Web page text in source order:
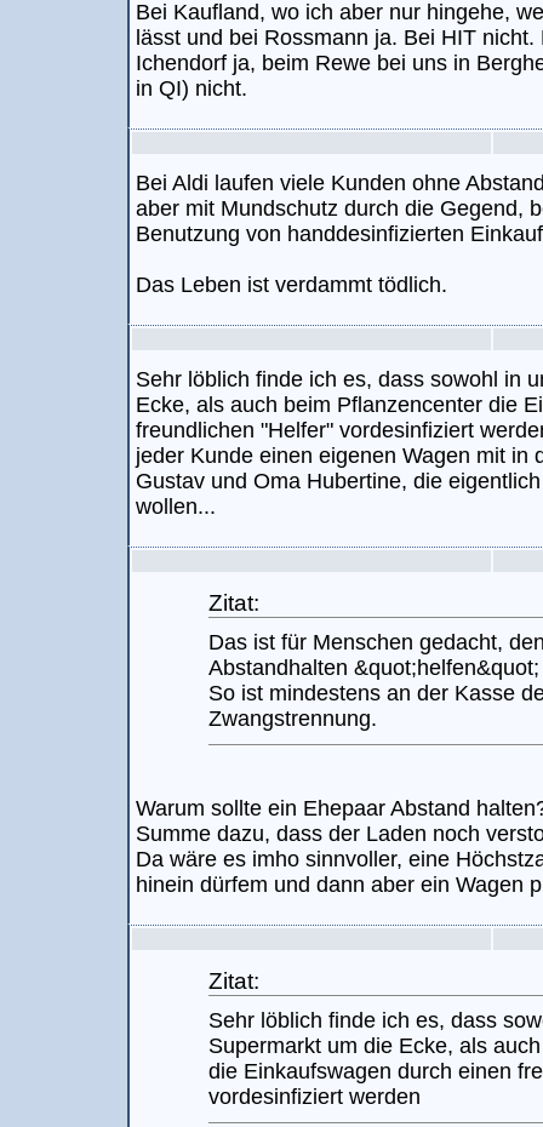
Bei Kaufland, wo ich aber nur hingehe,
lässt und bei Rossmann ja. Bei HIT
Ichendorf ja, beim Rewe bei uns in
in QI) nicht.
Bei Aldi laufen viele Kunden ohne
aber mit Mundschutz durch die Gegend,
Benutzung von handdesinfizierten
Das Leben ist verdammt tödlich.
Sehr löblich finde ich es, dass sowohl in
Ecke, als auch beim Pflanzencenter die
freundlichen "Helfer" vordesinfiziert
jeder Kunde einen eigenen Wagen mit in
Gustav und Oma Hubertine, die
wollen...
Zitat:
Das ist für Menschen gedacht,
Abstandhalten
So ist mindestens an der Kasse
Zwangstrennung.
Warum sollte ein Ehepaar Abstand
Summe dazu, dass der Laden noch
Da wäre es imho sinnvoller, eine
hinein dürfem und dann aber ein Wagen
Zitat:
Sehr löblich finde ich es, dass
Supermarkt um die Ecke, als
die Einkaufswagen durch einen
vordesinfiziert werden